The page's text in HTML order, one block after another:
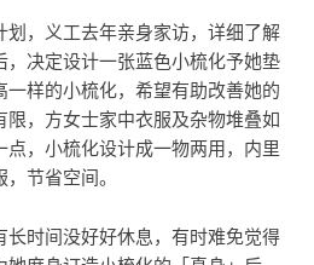
划，义工去年亲身家访，详细了解
，决定设计一张蓝色小梳化予她垫
样的小梳化，希望有助改善她的
，方女士家中衣服及杂物堆叠如
，小梳化设计成一物两用，内里
节省空间。
长时间没好好休息，有时难免觉得